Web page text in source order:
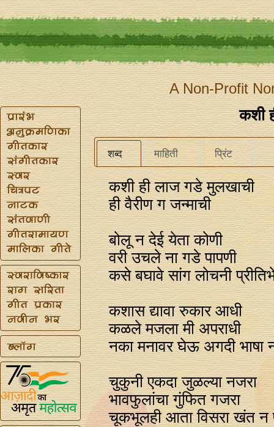
A Non-Profit
कशी
शब्द माहिती प्रिंट
कशी ही लाज गडे मुलखाची
ही वैरीण ग जन्माची
बोलू न देई येता कोणी
वरी उचले ना गडे पापणी
कसे बघावे सांग लोचनी
कशास द्यावा रुकार आधी
कळले मजला मी अपराधी
नका मनावर घेऊ अगदी भाषा
चुकुनी एकदा जुळल्या नजरा
भावफुलांचा गुंफित गजरा
चूकभूलही आता विसरा खंत न